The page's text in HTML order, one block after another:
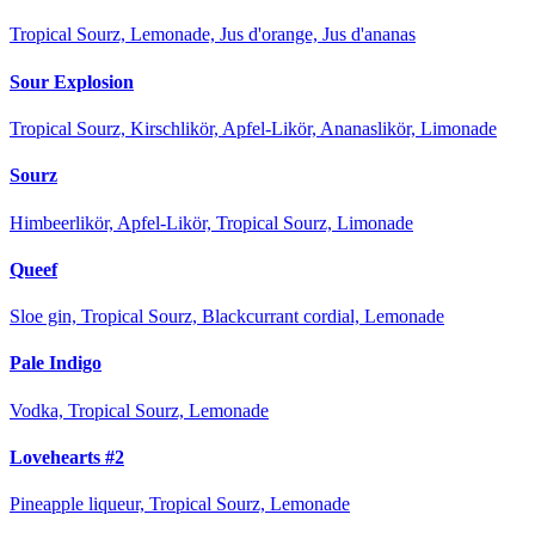
Tropical Sourz, Lemonade, Jus d'orange, Jus d'ananas
Sour Explosion
Tropical Sourz, Kirschlikör, Apfel-Likör, Ananaslikör, Limonade
Sourz
Himbeerlikör, Apfel-Likör, Tropical Sourz, Limonade
Queef
Sloe gin, Tropical Sourz, Blackcurrant cordial, Lemonade
Pale Indigo
Vodka, Tropical Sourz, Lemonade
Lovehearts #2
Pineapple liqueur, Tropical Sourz, Lemonade